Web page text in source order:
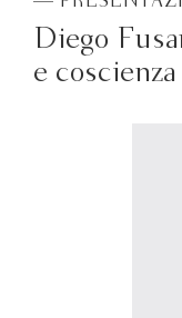
Diego
e